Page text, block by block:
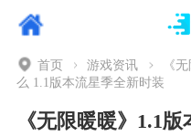
首页 游戏资讯
《
么 1.1版本流星季全新时装
《无限暖暖》1.1